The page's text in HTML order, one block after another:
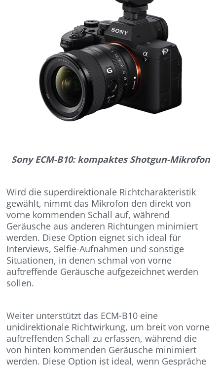
Sony ECM-B10: kompaktes Shotgun-Mikrofon
Wird die superdirektionale Richtcharakteristik
gewählt, nimmt das Mikrofon den direkt von
vorne kommenden Schall auf, während
Geräusche aus anderen Richtungen minimiert
werden. Diese Option eignet sich ideal für
Interviews, Selfie-Aufnahmen und sonstige
Situationen, in denen schmal von vorne
auftreffende Geräusche aufgezeichnet werden
sollen.
Weiter unterstützt das ECM-B10 eine
unidirektionale Richtwirkung, um breit von vorne
auftreffenden Schall zu erfassen, während die
von hinten kommenden Geräusche minimiert
werden. Diese Option ist ideal, wenn Gespräche